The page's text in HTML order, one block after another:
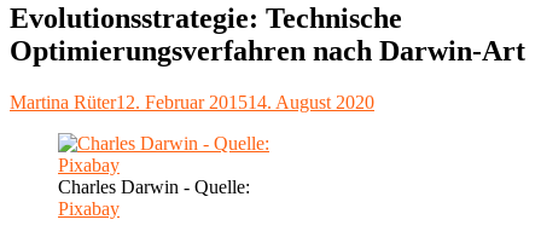
Evolutionsstrategie: Technische
Optimierungsverfahren nach Darwin-Art
Autor
Martina RüterVeröffentlicht
12. Februar 201514. August 2020
Charles Darwin - Quelle:
Pixabay